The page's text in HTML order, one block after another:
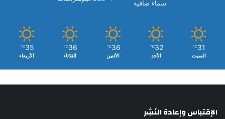
سماء صافية
31
℃
السبت
32
℃
الأحد
36
℃
الأثنين
36
℃
الثلاثاء
35
℃
الأربعاء
الإقتباس وإعادة النَشِر